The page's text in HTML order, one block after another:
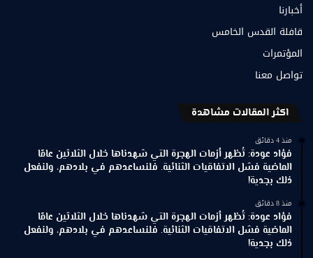
أخبارنا
قافلة القدس الخامس
المؤتمرات
تواصل معنا
اكثر المقالات مشاهدة
منذ 4 دقائق
فؤاد عودة: تُظهر أزمات الهجرة التي شهدناها خلال الثلاثين عامًا
الماضية فشل الاتفاقيات الثنائية. فلنساعدهم في بلادهم، ولنفعل
ذلك بجدية!
منذ 8 دقائق
فؤاد عودة: تُظهر أزمات الهجرة التي شهدناها خلال الثلاثين عامًا
الماضية فشل الاتفاقيات الثنائية. فلنساعدهم في بلادهم، ولنفعل
ذلك بجدية!